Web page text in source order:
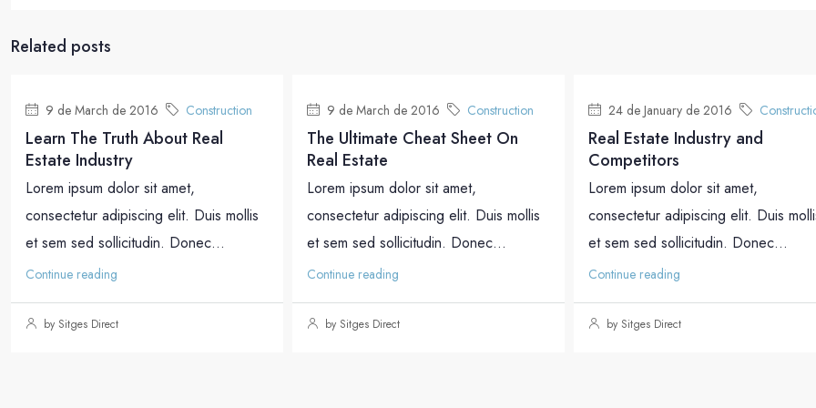
Related posts
9 de March de 2016 Construction
Learn The Truth About Real
Estate Industry
Lorem ipsum dolor sit amet,
consectetur adipiscing elit. Duis mollis
et sem sed sollicitudin. Donec...
Continue reading
by Sitges Direct
9 de March de 2016 Construction
The Ultimate Cheat Sheet On
Real Estate
Lorem ipsum dolor sit amet,
consectetur adipiscing elit. Duis mollis
et sem sed sollicitudin. Donec...
Continue reading
by Sitges Direct
24 de January de 2016
Real Estate Industry and
Competitors
Lorem ipsum dolor sit amet,
consectetur adipiscing elit. Duis
et sem sed sollicitudin. Donec...
Continue reading
by Sitges Direct